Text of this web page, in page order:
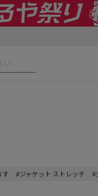
す #ジャケット ストレッチ #